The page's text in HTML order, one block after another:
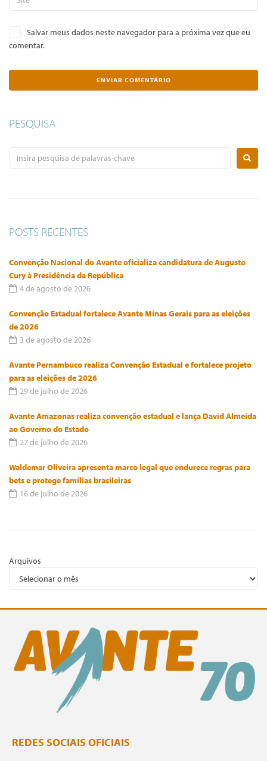
Salvar meus dados neste navegador para a próxima vez que eu
comentar.
PESQUISA
POSTS RECENTES
Convenção Nacional do Avante oficializa candidatura de Augusto
Cury à Presidência da República
4 de agosto de 2026
Convenção Estadual fortalece Avante Minas Gerais para as eleições
de 2026
3 de agosto de 2026
Avante Pernambuco realiza Convenção Estadual e fortalece projeto
para as eleições de 2026
29 de julho de 2026
Avante Amazonas realiza convenção estadual e lança David Almeida
ao Governo do Estado
27 de julho de 2026
Waldemar Oliveira apresenta marco legal que endurece regras para
bets e protege famílias brasileiras
16 de julho de 2026
Arquivos
REDES SOCIAIS OFICIAIS